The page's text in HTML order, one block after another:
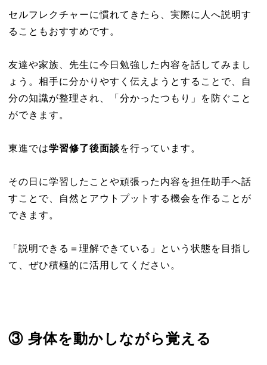
セルフレクチャーに慣れてきたら、実際に人へ説明す
ることもおすすめです。
友達や家族、先生に今日勉強した内容を話してみまし
ょう。相手に分かりやすく伝えようとすることで、自
分の知識が整理され、「分かったつもり」を防ぐこと
ができます。
東進では学習修了後面談を行っています。
その日に学習したことや頑張った内容を担任助手へ話
すことで、自然とアウトプットする機会を作ることが
できます。
「説明できる＝理解できている」という状態を目指し
て、ぜひ積極的に活用してください。
③ 身体を動かしながら覚える